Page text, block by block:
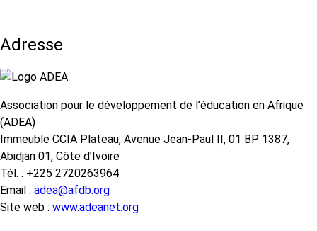
Adresse
Association pour le développement de l’éducation en Afrique
(ADEA)
Immeuble CCIA Plateau, Avenue Jean-Paul II, 01 BP 1387,
Abidjan 01, Côte d’Ivoire
Tél. : +225 2720263964
Email : adea@afdb.org
Site web : www.adeanet.org